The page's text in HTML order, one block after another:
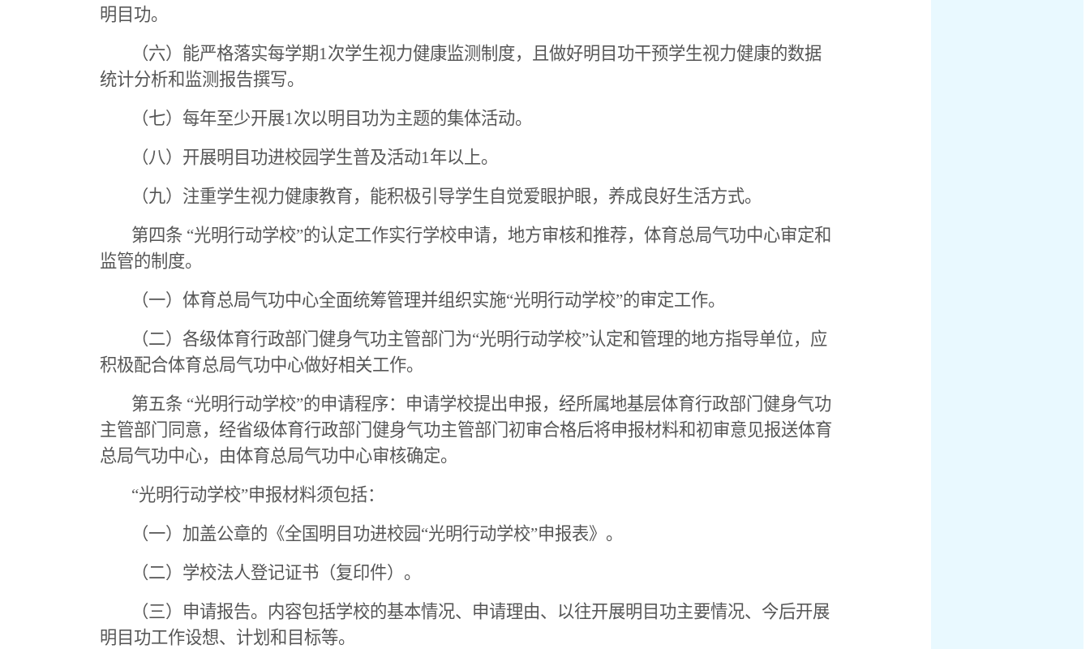
明目功。
（六）能严格落实每学期1次学生视力健康监测制度，且做好明目功干预学生视力健康的数据
统计分析和监测报告撰写。
（七）每年至少开展1次以明目功为主题的集体活动。
（八）开展明目功进校园学生普及活动1年以上。
（九）注重学生视力健康教育，能积极引导学生自觉爱眼护眼，养成良好生活方式。
第四条 “光明行动学校”的认定工作实行学校申请，地方审核和推荐，体育总局气功中心审定和
监管的制度。
（一）体育总局气功中心全面统筹管理并组织实施“光明行动学校”的审定工作。
（二）各级体育行政部门健身气功主管部门为“光明行动学校”认定和管理的地方指导单位，应
积极配合体育总局气功中心做好相关工作。
第五条 “光明行动学校”的申请程序：申请学校提出申报，经所属地基层体育行政部门健身气功
主管部门同意，经省级体育行政部门健身气功主管部门初审合格后将申报材料和初审意见报送体育
总局气功中心，由体育总局气功中心审核确定。
“光明行动学校”申报材料须包括：
（一）加盖公章的《全国明目功进校园“光明行动学校”申报表》。
（二）学校法人登记证书（复印件）。
（三）申请报告。内容包括学校的基本情况、申请理由、以往开展明目功主要情况、今后开展
明目功工作设想、计划和目标等。